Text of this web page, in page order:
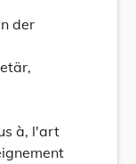
der
à, l'art